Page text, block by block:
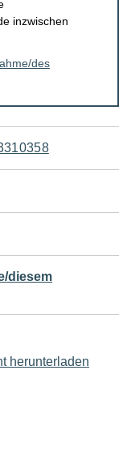
inzwischen
des
diesem
herunterladen